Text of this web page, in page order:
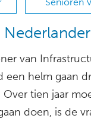
van
een helm gaan
tien jaar
doen, is de